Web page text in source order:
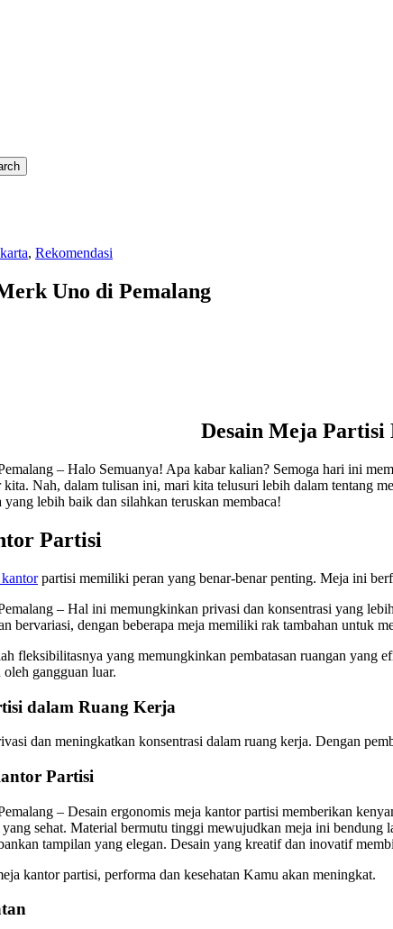
, Rekomendasi
Uno di Pemalang
Desain Meja Partisi
– Halo Semuanya! Apa kabar kalian? Semoga hari ini
Nah, dalam tulisan ini, mari kita telusuri lebih dalam tentang
lebih baik dan silahkan teruskan membaca!
Partisi
partisi memiliki peran yang benar-benar penting. Meja ini
– Hal ini memungkinkan privasi dan konsentrasi yang
bervariasi, dengan beberapa meja memiliki rak tambahan untuk
fleksibilitasnya yang memungkinkan pembatasan ruangan yang
gangguan luar.
dalam Ruang Kerja
dan meningkatkan konsentrasi dalam ruang kerja. Dengan
Partisi
– Desain ergonomis meja kantor partisi memberikan
sehat. Material bermutu tinggi mewujudkan meja ini
tampilan yang elegan. Desain yang kreatif dan inovatif
kantor partisi, performa dan kesehatan Kamu akan meningkat.